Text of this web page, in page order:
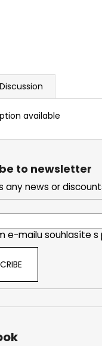
Discussion
available
to newsletter
any news or
e-mailu souhlasíte s